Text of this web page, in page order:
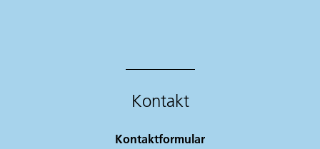
Kontakt
Kontaktformular